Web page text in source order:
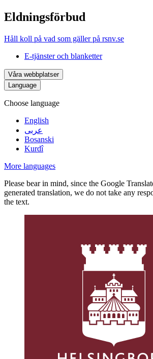
Eldningsförbud
Håll koll på vad som gäller på rsnv.se
E-tjänster och blanketter
Våra webbplatser
Language
Choose language
English
عربى
Bosanski
Kurdî
More languages
Please bear in mind, since the Google
generated translation, we do not take any
the text.